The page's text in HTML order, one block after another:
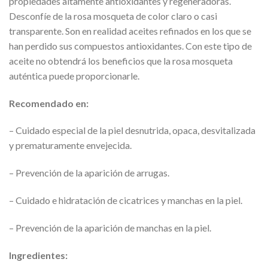
Desconfíe de la rosa mosqueta de color claro o casi
transparente. Son en realidad aceites refinados en los que se
han perdido sus compuestos antioxidantes. Con este tipo de
aceite no obtendrá los beneficios que la rosa mosqueta
auténtica puede proporcionarle.
Recomendado en:
– Cuidado especial de la piel desnutrida, opaca, desvitalizada
y prematuramente envejecida.
– Prevención de la aparición de arrugas.
– Cuidado e hidratación de cicatrices y manchas en la piel.
– Prevención de la aparición de manchas en la piel.
Ingredientes: